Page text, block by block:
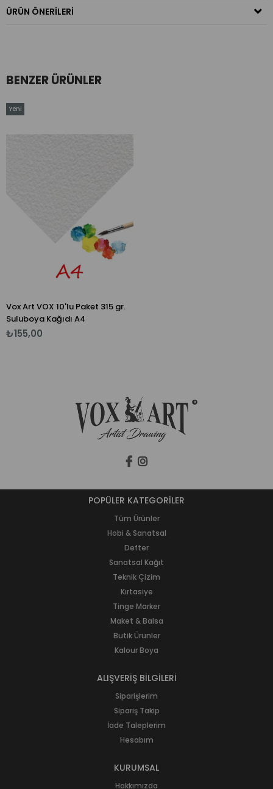
ÜRÜN ÖNERILERI
BENZER ÜRÜNLER
Vox Art VOX 10'lu Paket 315 gr.
Suluboya Kağıdı A4
₺155,00
Yeni
POPÜLER KATEGORİLER
Tüm Ürünler
Hobi & Sanatsal
Defter
Sanatsal Kağıt
Teknik Çizim
Kırtasiye
Tinge Marker
Maket & Balsa
Butik Ürünler
Kalour Boya
ALIŞVERİŞ BİLGİLERİ
Siparişlerim
Sipariş Takip
İade Taleplerim
Hesabım
KURUMSAL
Hakkımızda